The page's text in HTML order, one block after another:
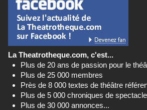
La Theatrotheque.com, c'est...
Plus de 20 ans de passion pour le
Plus de 25 000 membres
Près de 8 000 textes de théâtre
Plus de 5 000 chroniques de
Plus de 30 000 annonces...